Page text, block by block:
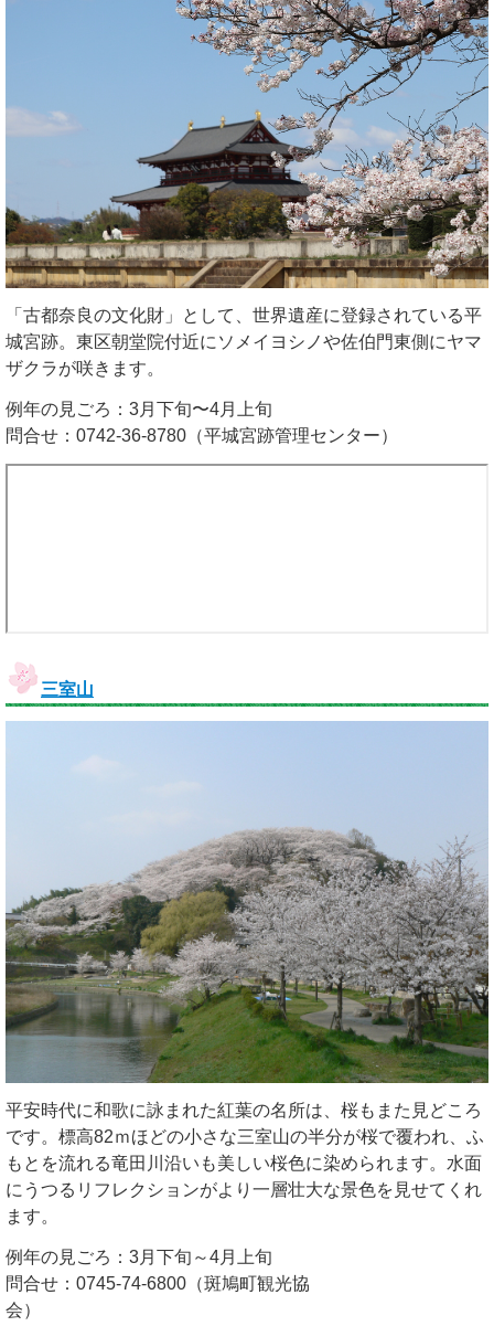
「古都奈良の文化財」として、世界遺産に登録されている平
城宮跡。東区朝堂院付近にソメイヨシノや佐伯門東側にヤマ
ザクラが咲きます。
例年の見ごろ：3月下旬〜4月上旬
問合せ：0742-36-8780（平城宮跡管理センター）
三室山
平安時代に和歌に詠まれた紅葉の名所は、桜もまた見どころ
です。標高82ｍほどの小さな三室山の半分が桜で覆われ、ふ
もとを流れる竜田川沿いも美しい桜色に染められます。水面
にうつるリフレクションがより一層壮大な景色を見せてくれ
ます。
例年の見ごろ：3月下旬～4月上旬
問合せ：0745-74-6800（斑鳩町観光協
会